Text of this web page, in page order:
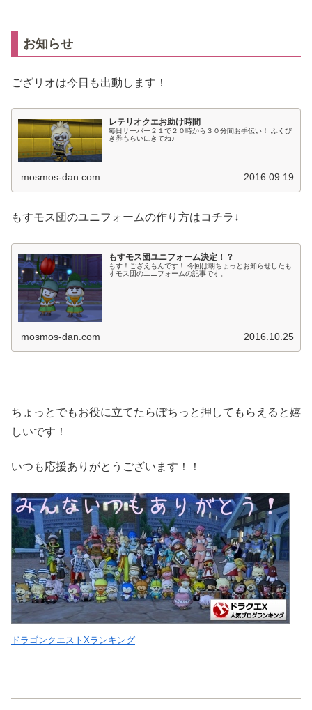
お知らせ
ござリオは今日も出動します！
レテリオクエお助け時間
毎日サーバー２１で２０時から３０分間お手伝い！ ふくび
き券もらいにきてね♪
mosmos-dan.com 2016.09.19
もすモス団のユニフォームの作り方はコチラ↓
もすモス団ユニフォーム決定！？
もす！ござえもんです！ 今回は朝ちょっとお知らせしたも
すモス団のユニフォームの記事です。
mosmos-dan.com 2016.10.25
ちょっとでもお役に立てたらぽちっと押してもらえると嬉
しいです！
いつも応援ありがとうございます！！
ドラゴンクエストXランキング